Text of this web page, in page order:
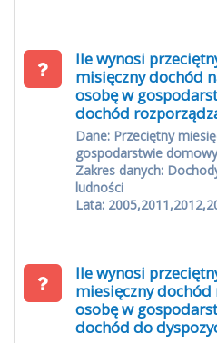
Ile wynosi
misięczny dochód
osobę w
dochód
Dane: Przeciętny
gospodarstwie
Zakres danych:
ludności
Lata:
Ile wynosi
miesięczny dochód
osobę w
dochód do